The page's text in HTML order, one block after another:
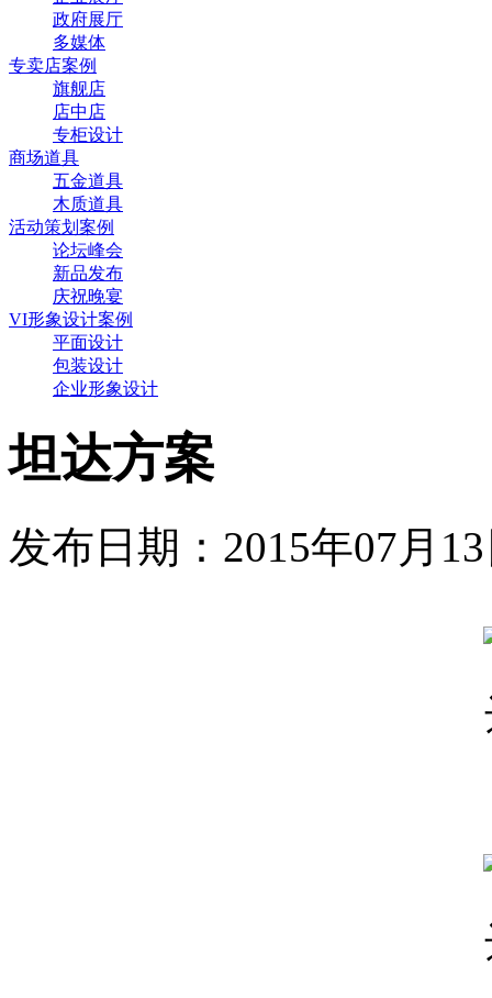
政府展厅
多媒体
专卖店案例
旗舰店
店中店
专柜设计
商场道具
五金道具
木质道具
活动策划案例
论坛峰会
新品发布
庆祝晚宴
VI形象设计案例
平面设计
包装设计
企业形象设计
坦达方案
发布日期： 2015年07月